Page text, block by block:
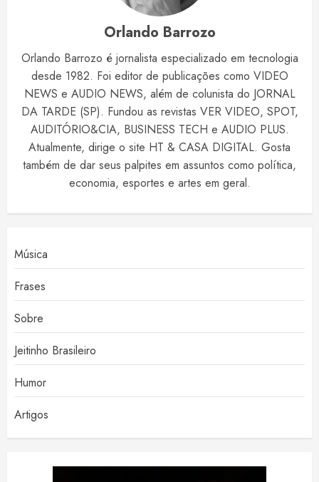
Orlando Barrozo
Orlando Barrozo é jornalista especializado em tecnologia
desde 1982. Foi editor de publicações como VIDEO
NEWS e AUDIO NEWS, além de colunista do JORNAL
DA TARDE (SP). Fundou as revistas VER VIDEO, SPOT,
AUDITÓRIO&CIA, BUSINESS TECH e AUDIO PLUS.
Atualmente, dirige o site HT & CASA DIGITAL. Gosta
também de dar seus palpites em assuntos como política,
economia, esportes e artes em geral.
Música
Frases
Sobre
Jeitinho Brasileiro
Humor
Artigos